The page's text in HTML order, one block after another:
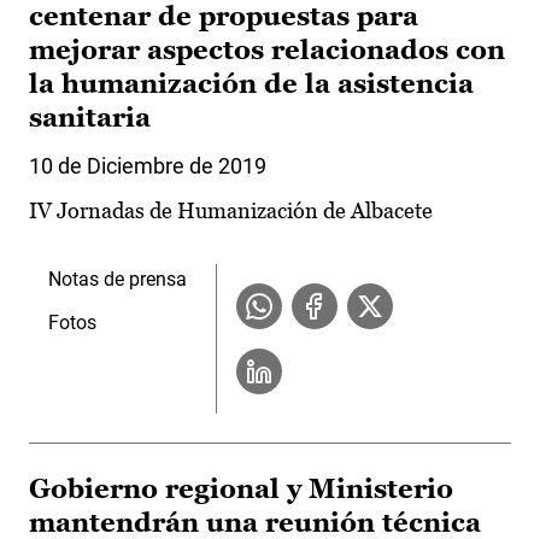
centenar de propuestas para
mejorar aspectos relacionados con
la humanización de la asistencia
sanitaria
10 de Diciembre de 2019
IV Jornadas de Humanización de Albacete
Notas de prensa
Fotos
Gobierno regional y Ministerio
mantendrán una reunión técnica